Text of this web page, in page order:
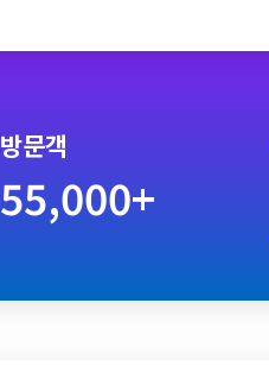
방문객
55,000+